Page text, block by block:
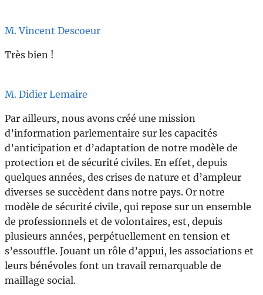
M. Vincent Descoeur
Très bien !
M. Didier Lemaire
Par ailleurs, nous avons créé une mission
d’information parlementaire sur les capacités
d’anticipation et d’adaptation de notre modèle de
protection et de sécurité civiles. En effet, depuis
quelques années, des crises de nature et d’ampleur
diverses se succèdent dans notre pays. Or notre
modèle de sécurité civile, qui repose sur un ensemble
de professionnels et de volontaires, est, depuis
plusieurs années, perpétuellement en tension et
s’essouffle. Jouant un rôle d’appui, les associations et
leurs bénévoles font un travail remarquable de
maillage social.